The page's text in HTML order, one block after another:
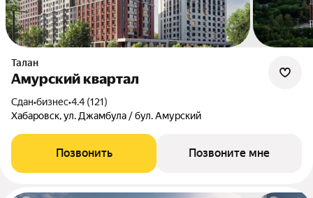
Талан
Амурский квартал
Сдан•бизнес•4.4 (121)
Хабаровск, ул. Джамбула / бул. Амурский
Позвонить Позвоните мне